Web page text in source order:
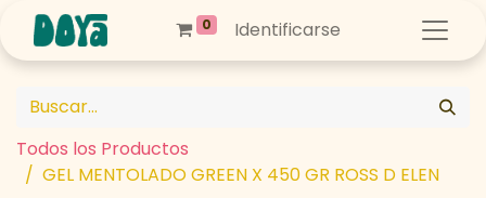
0 Identificarse
Todos los Productos
GEL MENTOLADO GREEN X 450 GR ROSS D ELEN